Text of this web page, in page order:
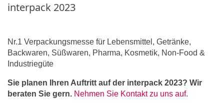
interpack 2023
Nr.1 Verpackungsmesse für Lebensmittel, Getränke,
Backwaren, Süßwaren, Pharma, Kosmetik, Non-Food &
Industriegüte
Sie planen Ihren Auftritt auf der interpack 2023? Wir
beraten Sie gern. Nehmen Sie Kontakt zu uns auf.